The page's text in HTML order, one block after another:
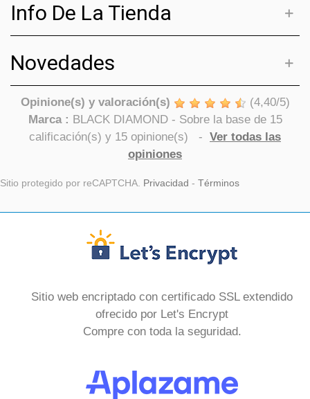
Info De La Tienda
Novedades
Opinione(s) y valoración(s) (4,40/5)
Marca : BLACK DIAMOND- Sobre la base de 15
calificación(s) y 15 opinione(s) - Ver todas las
opiniones
Sitio protegido por reCAPTCHA. Privacidad - Términos
Sitio web encriptado con certificado SSL extendido
ofrecido por Let's Encrypt
Compre con toda la seguridad.